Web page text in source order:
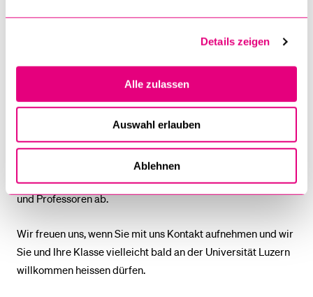
Details zeigen
Alle zulassen
Auswahl erlauben
Ablehnen
Was motiviert
Menschen?
Je mehr Angaben Sie machen können (gewünschtes Thema,
mögliche Daten, Anzahl der Schüler/innen etc.), desto
besser. Ob ein Referat / Workshop zustande kommt, hängt
von den freien Kapazitäten der beteiligten Professorinnen
und Professoren ab.
Wir freuen uns, wenn Sie mit uns Kontakt aufnehmen und wir
Sie und Ihre Klasse vielleicht bald an der Universität Luzern
willkommen heissen dürfen.